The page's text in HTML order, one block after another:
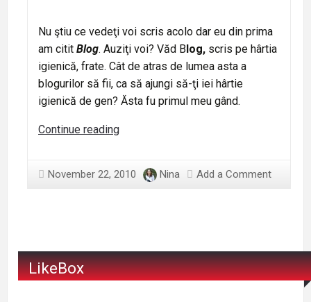
Nu ştiu ce vedeţi voi scris acolo dar eu din prima
am citit Blog. Auziţi voi? Văd Blog, scris pe hârtia
igienică, frate. Cât de atras de lumea asta a
blogurilor să fii, ca să ajungi să-ţi iei hârtie
igienică de gen? Ăsta fu primul meu gând.
Continue readingSă-
pe
ca
mine
November 22, 2010 Nina Add a Comment
LikeBox